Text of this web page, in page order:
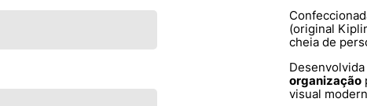
(original
cheia de
organização
visual